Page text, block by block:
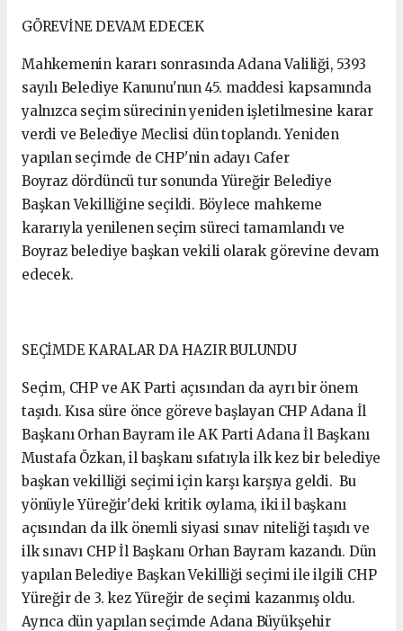
GÖREVİNE DEVAM EDECEK
Mahkemenin kararı sonrasında Adana Valiliği, 5393
sayılı Belediye Kanunu'nun 45. maddesi kapsamında
yalnızca seçim sürecinin yeniden işletilmesine karar
verdi ve Belediye Meclisi dün toplandı. Yeniden
yapılan seçimde de CHP'nin adayı Cafer
Boyraz dördüncü tur sonunda Yüreğir Belediye
Başkan Vekilliğine seçildi. Böylece mahkeme
kararıyla yenilenen seçim süreci tamamlandı ve
Boyraz belediye başkan vekili olarak görevine devam
edecek.
SEÇİMDE KARALAR DA HAZIR BULUNDU
Seçim, CHP ve AK Parti açısından da ayrı bir önem
taşıdı. Kısa süre önce göreve başlayan CHP Adana İl
Başkanı Orhan Bayram ile AK Parti Adana İl Başkanı
Mustafa Özkan, il başkanı sıfatıyla ilk kez bir belediye
başkan vekilliği seçimi için karşı karşıya geldi. Bu
yönüyle Yüreğir'deki kritik oylama, iki il başkanı
açısından da ilk önemli siyasi sınav niteliği taşıdı ve
ilk sınavı CHP İl Başkanı Orhan Bayram kazandı. Dün
yapılan Belediye Başkan Vekilliği seçimi ile ilgili CHP
Yüreğir de 3. kez Yüreğir de seçimi kazanmış oldu.
Ayrıca dün yapılan seçimde Adana Büyükşehir